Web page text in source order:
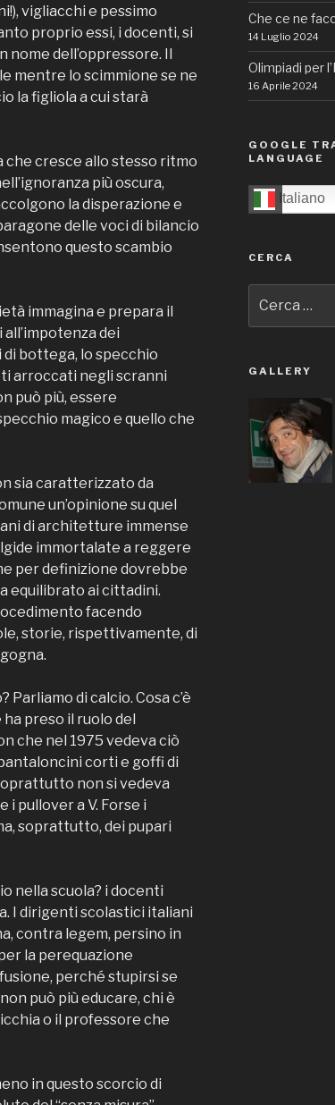
vigliacchi e pessimo
proprio essi, i docenti, si
dell’oppressore. Il
mentre lo scimmione se ne
la figliola a cui starà
che cresce allo stesso ritmo
più oscura,
la disperazione e
delle voci di bilancio
questo scambio
immagina e prepara il
dei
bottega, lo specchio
arroccati negli scranni
può più, essere
magico e quello che
sia caratterizzato da
un’opinione su quel
di architetture immense
immortalate a reggere
per definizione dovrebbe
equilibrato ai cittadini.
facendo
storie, rispettivamente, di
di calcio. Cosa c’è
preso il ruolo del
che nel 1975 vedeva ciò
corti e goffi di
non si vedeva
pullover a V. Forse i
soprattutto, dei pupari
nella scuola? i docenti
I dirigenti scolastici italiani
contra legem, persino in
la perequazione
perché stupirsi se
può più educare, chi è
o il professore che
in questo scorcio di
Che ce ne
14 Luglio 2024
Olimpiadi per
16 Aprile 2024
GOOGLE
LANGUAGE
Italiano
CERCA
GALLERY